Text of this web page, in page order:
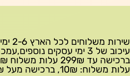
עיכוב של 3 ימי עסקים
עלות משלוח: 10₪, ברכישה מעל 600₪ עלות משלוח חינם